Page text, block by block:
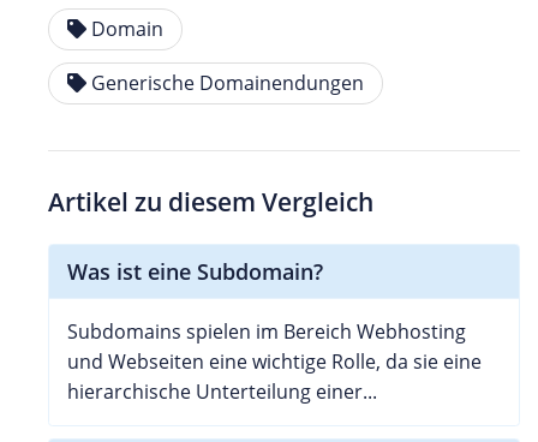
Domain
Generische Domainendungen
Artikel zu diesem Vergleich
Was ist eine Subdomain?
Subdomains spielen im Bereich Webhosting
und Webseiten eine wichtige Rolle, da sie eine
hierarchische Unterteilung einer...